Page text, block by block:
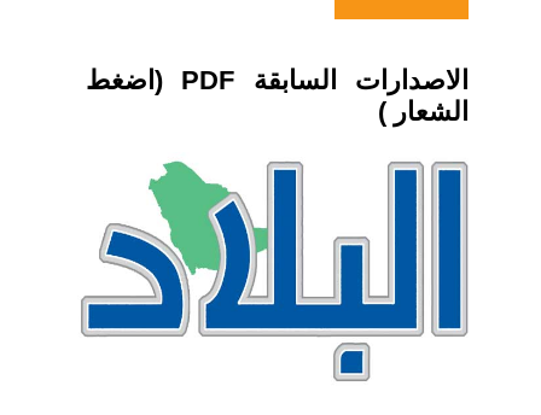
الاصدارات السابقة PDF (اضغط
الشعار )